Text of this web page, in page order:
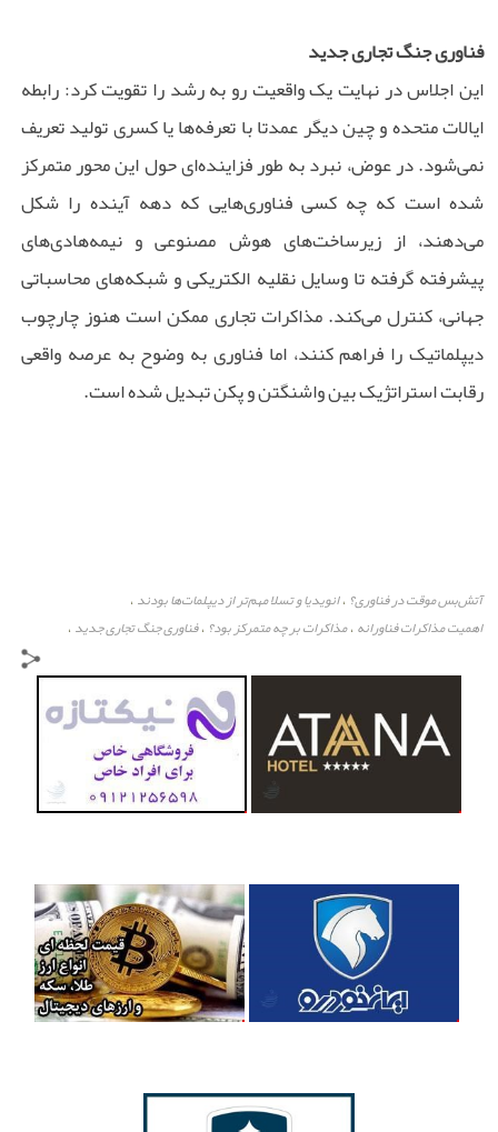
فناوری جنگ تجاری جدید
این اجلاس در نهایت یک واقعیت رو به رشد را تقویت کرد: رابطه
ایالات متحده و چین دیگر عمدتا با تعرفه‌ها یا کسری تولید تعریف
نمی‌شود. در عوض، نبرد به طور فزاینده‌ای حول این محور متمرکز
شده است که چه کسی فناوری‌هایی که دهه آینده را شکل
می‌دهند، از زیرساخت‌های هوش مصنوعی و نیمه‌هادی‌های
پیشرفته گرفته تا وسایل نقلیه الکتریکی و شبکه‌های محاسباتی
جهانی، کنترل می‌کند. مذاکرات تجاری ممکن است هنوز چارچوب
دیپلماتیک را فراهم کنند، اما فناوری به وضوح به عرصه واقعی
رقابت استراتژیک بین واشنگتن و پکن تبدیل شده است.
آتش‌بس موقت در فناوری؟ ،انویدیا و تسلا مهم‌تر از دیپلمات‌ها بودند ،
اهمیت مذاکرات فناورانه ،مذاکرات بر چه متمرکز بود؟ ،فناوری جنگ تجاری جدید ،